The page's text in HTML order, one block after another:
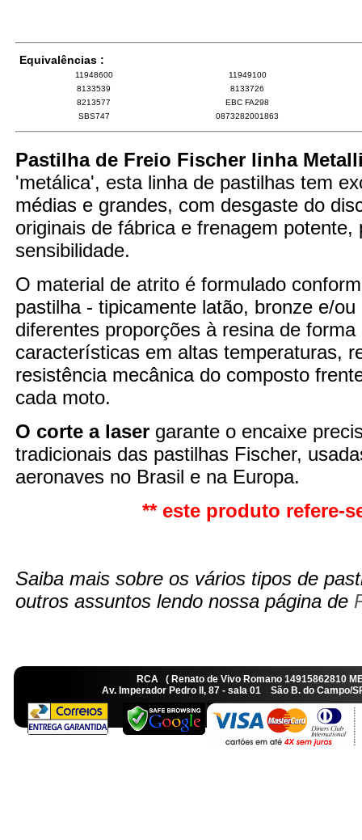
Equivalências :
11948600
11949100
8133539
8133726
8213577
EBC FA298
SBS747
0873282001863
Pastilha de Freio Fischer linha
'metálica', esta linha de pastilhas tem
médias e grandes, com desgaste do
originais de fábrica e frenagem potente,
sensibilidade.
O material de atrito é formulado
pastilha - tipicamente latão, bronze e/
diferentes proporções à resina de
características em altas temperaturas,
resistência mecânica do composto
cada moto.
O corte a laser garante o encaixe
tradicionais das pastilhas Fischer,
aeronaves no Brasil e na Europa.
** este produto refere-
Saiba mais sobre os vários tipos de
outros assuntos lendo nossa página de
RCA ( Renato de Vivo Romano
Av. Imperador Pedro II, 87 - sala 01 São B. do